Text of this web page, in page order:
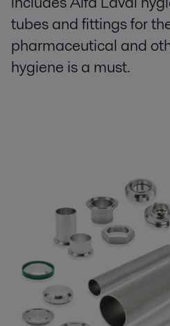
tubes and fittings for
pharmaceutical and
hygiene is a must.